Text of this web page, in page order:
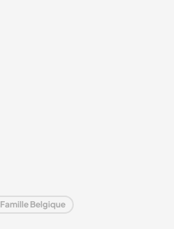
Famille Belgique